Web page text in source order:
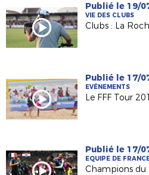
Publié le 19/
VIE DES CLUBS
Publié le 17/
EVÉNEMENTS
Publié le 17/
EQUIPE DE
Champions du